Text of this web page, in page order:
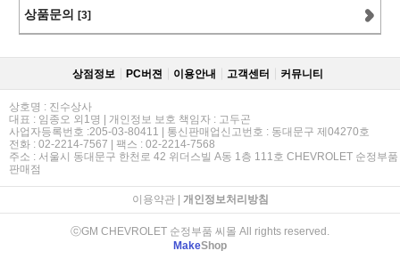
상품문의 [3]
상점정보 PC버젼 이용안내 고객센터 커뮤니티
상호명 : 진수상사
대표 : 임종오 외1명 | 개인정보 보호 책임자 : 고두곤
사업자등록번호 :205-03-80411 | 통신판매업신고번호 : 동대문구 제04270호
전화 : 02-2214-7567 | 팩스 : 02-2214-7568
주소 : 서울시 동대문구 한천로 42 위더스빌 A동 1층 111호 CHEVROLET 순정부품
판매점
이용약관| 개인정보처리방침
ⓒGM CHEVROLET 순정부품 씨몰 All rights reserved.
MakeShop